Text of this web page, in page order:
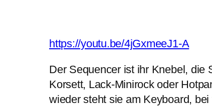
https://youtu.be/4jGxmeeJ1-A
Der Sequencer ist ihr Knebel, die
Korsett, Lack-Minirock oder
wieder steht sie am Keyboard,